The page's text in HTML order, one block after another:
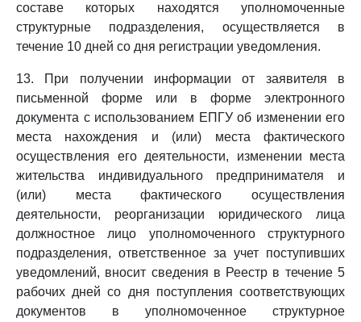
составе которых находятся уполномоченные
структурные подразделения, осуществляется в
течение 10 дней со дня регистрации уведомления.
13. При получении информации от заявителя в
письменной форме или в форме электронного
документа с использованием ЕПГУ об изменении его
места нахождения и (или) места фактического
осуществления его деятельности, изменении места
жительства индивидуального предпринимателя и
(или) места фактического осуществления
деятельности, реорганизации юридического лица
должностное лицо уполномоченного структурного
подразделения, ответственное за учет поступивших
уведомлений, вносит сведения в Реестр в течение 5
рабочих дней со дня поступления соответствующих
документов в уполномоченное структурное